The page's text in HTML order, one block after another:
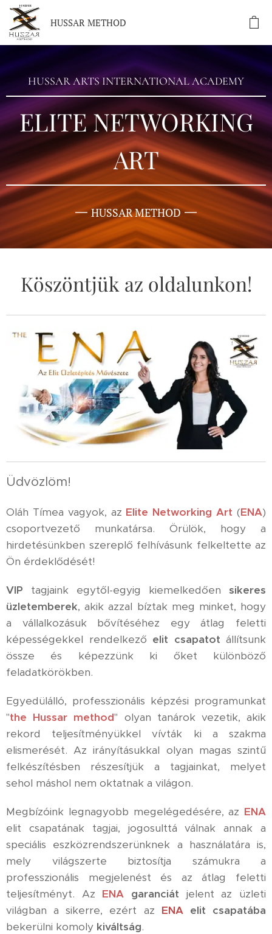
HUSSAR METHOD
HUSSAR ARTS INTERNATIONAL ACADEMY
ELITE NETWORKING
ART
HUSSAR METHOD
Köszöntjük az oldalunkon!
Üdvözlöm!
Oláh Tímea vagyok, az Elite Networking Art (ENA)
csoportvezető munkatársa. Örülök, hogy a
hirdetésünkben szereplő felhívásunk felkeltette az
Ön érdeklődését!
VIP tagjaink egytől-egyig kiemelkedően sikeres
üzletemberek, akik azzal bíztak meg minket, hogy
a vállalkozásuk bővítéséhez egy átlag feletti
képességekkel rendelkező elit csapatot állítsunk
össze és képezzünk ki őket különböző
feladatkörökben.
Egyedülálló, professzionális képzési programunkat
"the Hussar method" olyan tanárok vezetik, akik
rekord teljesítményükkel vívták ki a szakma
elismerését. Az irányításukkal olyan magas szintű
felkészítésben részesítjük a tagjainkat, melyet
sehol máshol nem oktatnak a világon.
Megbízóink legnagyobb megelégedésére, az ENA
elit csapatának tagjai, jogosulttá válnak annak a
speciális eszközrendszerünknek a használatára is,
mely világszerte biztosítja számukra a
professzionális megjelenést és az átlag feletti
teljesítményt. Az ENA garanciát jelent az üzleti
világban a sikerre, ezért az ENA elit csapatába
bekerülni komoly kiváltság.